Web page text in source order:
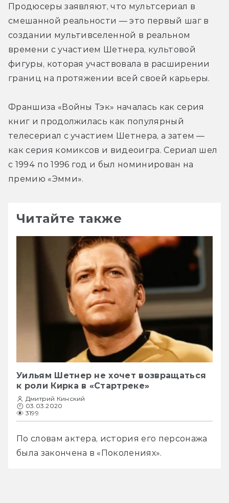
Продюсеры заявляют, что мультсериал в
смешанной реальности — это первый шаг в
создании мультивселенной в реальном
времени с участием Шетнера, культовой
фигуры, которая участвовала в расширении
границ на протяжении всей своей карьеры.
Франшиза «Войны Тэк» началась как серия
книг и продолжилась как популярный
телесериал с участием Шетнера, а затем —
как серия комиксов и видеоигра. Сериал шел
с 1994 по 1996 год и был номинирован на
премию «Эмми».
Читайте также
Уильям Шетнер не хочет возвращаться
к роли Кирка в «Стартреке»
Дмитрий Кинский
03.03.2020
3199
По словам актера, история его персонажа
была закончена в «Поколениях».